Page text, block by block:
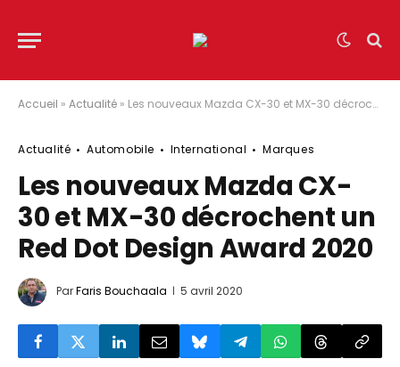
Accueil » Actualité » Les nouveaux Mazda CX-30 et MX-30 décrochent un Red Dot Design Award 2020
Actualité Automobile International Marques
Les nouveaux Mazda CX-
30 et MX-30 décrochent un
Red Dot Design Award 2020
ParFaris Bouchaala 5 avril 2020